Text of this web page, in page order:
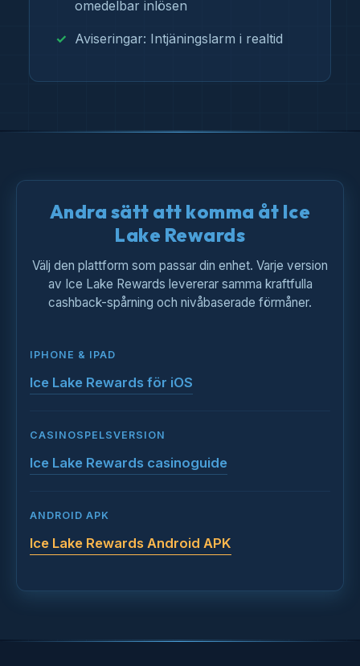
omedelbar inlösen
Aviseringar: Intjäningslarm i realtid
Andra sätt att komma åt Ice
Lake Rewards
Välj den plattform som passar din enhet. Varje version
av Ice Lake Rewards levererar samma kraftfulla
cashback-spårning och nivåbaserade förmåner.
IPHONE & IPAD
Ice Lake Rewards för iOS
CASINOSPELSVERSION
Ice Lake Rewards casinoguide
ANDROID APK
Ice Lake Rewards Android APK